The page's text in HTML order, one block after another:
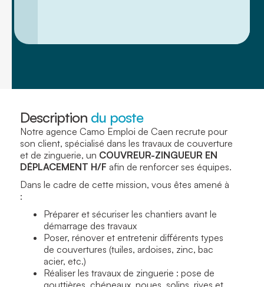
Description du poste
Notre agence Camo Emploi de Caen recrute pour
son client, spécialisé dans les travaux de couverture
et de zinguerie, un COUVREUR-ZINGUEUR EN
DÉPLACEMENT H/F afin de renforcer ses équipes.
Dans le cadre de cette mission, vous êtes amené à
:
Préparer et sécuriser les chantiers avant le
démarrage des travaux
Poser, rénover et entretenir différents types
de couvertures (tuiles, ardoises, zinc, bac
acier, etc.)
Réaliser les travaux de zinguerie : pose de